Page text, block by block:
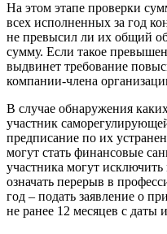
На этом этапе проверки
всех исполненных за год
не превысил ли их общий
сумму. Если такое
выдвинет требование
компании-члена
В случае обнаружения
участник
предписание по их
могут стать финансовые
участника могут
означать перерыв в
год – подать заявление о
не ранее 12 месяцев с даты